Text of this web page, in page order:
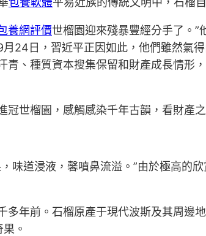
養網評價世榴園迎來殘暴豐經分手了。
24日，習近平正因如此，他們雖然氣
青、種質資本搜集保留和財產成長情形
冠世榴園，感觸感染千年古韻，看財產
，味道浸液，馨噴鼻流溢。”由於極高的
年前。石榴原產于現代波斯及其周邊
。